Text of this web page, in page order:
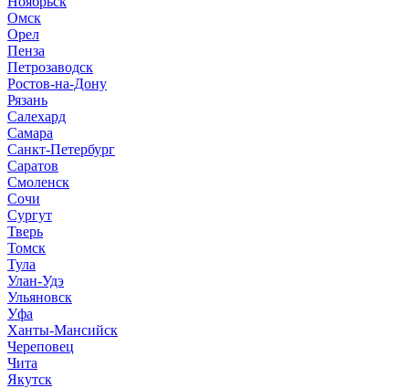
Омск
Орел
Пенза
Петрозаводск
Ростов-на-Дону
Рязань
Салехард
Самара
Санкт-Петербург
Саратов
Смоленск
Сочи
Сургут
Тверь
Томск
Тула
Улан-Удэ
Ульяновск
Уфа
Ханты-Мансийск
Череповец
Чита
Якутск